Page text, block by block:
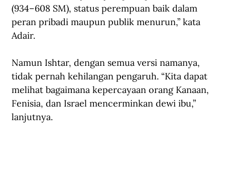
(934–608 SM), status perempuan baik dalam
peran pribadi maupun publik menurun,” kata
Adair.
Namun Ishtar, dengan semua versi namanya,
tidak pernah kehilangan pengaruh. “Kita dapat
melihat bagaimana kepercayaan orang Kanaan,
Fenisia, dan Israel mencerminkan dewi ibu,”
lanjutnya.